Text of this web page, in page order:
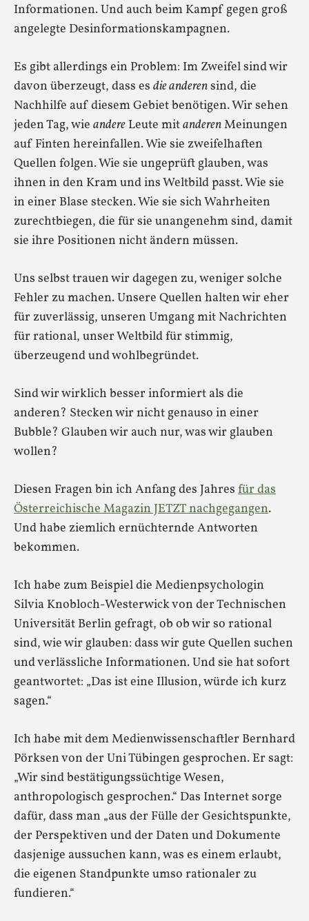
Informationen. Und auch beim Kampf gegen groß
angelegte Desinformationskampagnen.
Es gibt allerdings ein Problem: Im Zweifel sind wir
davon überzeugt, dass es die anderensind, die
Nachhilfe auf diesem Gebiet benötigen. Wir sehen
jeden Tag, wie andere Leute mitanderenMeinungen
auf Finten hereinfallen. Wie sie zweifelhaften
Quellen folgen. Wie sie ungeprüft glauben, was
ihnen in den Kram und ins Weltbild passt. Wie sie
in einer Blase stecken. Wie sie sich Wahrheiten
zurechtbiegen, die für sie unangenehm sind, damit
sie ihre Positionen nicht ändern müssen.
Uns selbst trauen wir dagegen zu, weniger solche
Fehler zu machen. Unsere Quellen halten wir eher
für zuverlässig, unseren Umgang mit Nachrichten
für rational, unser Weltbild für stimmig,
überzeugend und wohlbegründet.
Sind wir wirklich besser informiert als die
anderen? Stecken wir nicht genauso in einer
Bubble? Glauben wir auch nur, was wir glauben
wollen?
Diesen Fragen bin ich Anfang des Jahres für das
Österreichische Magazin JETZT nachgegangen.
Und habe ziemlich ernüchternde Antworten
bekommen.
Ich habe zum Beispiel die Medienpsychologin
Silvia Knobloch-Westerwick von der Technischen
Universität Berlin gefragt, ob ob wir so rational
sind, wie wir glauben: dass wir gute Quellen suchen
und verlässliche Informationen. Und sie hat sofort
geantwortet: „Das ist eine Illusion, würde ich kurz
sagen.“
Ich habe mit dem Medienwissenschaftler Bernhard
Pörksen von der Uni Tübingen gesprochen. Er sagt:
„Wir sind bestätigungssüchtige Wesen,
anthropologisch gesprochen.“ Das Internet sorge
dafür, dass man „aus der Fülle der Gesichtspunkte,
der Perspektiven und der Daten und Dokumente
dasjenige aussuchen kann, was es einem erlaubt,
die eigenen Standpunkte umso rationaler zu
fundieren.“